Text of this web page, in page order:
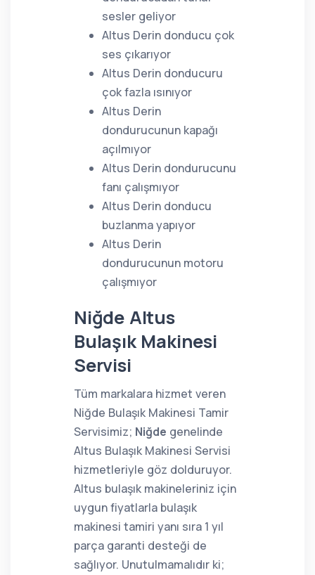
sesler geliyor
Altus Derin donducu çok
ses çıkarıyor
Altus Derin donducuru
çok fazla ısınıyor
Altus Derin
dondurucunun kapağı
açılmıyor
Altus Derin dondurucunu
fanı çalışmıyor
Altus Derin donducu
buzlanma yapıyor
Altus Derin
dondurucunun motoru
çalışmıyor
Niğde Altus
Bulaşık Makinesi
Servisi
Tüm markalara hizmet veren
Niğde Bulaşık Makinesi Tamir
Servisimiz; Niğde genelinde
Altus Bulaşık Makinesi Servisi
hizmetleriyle göz dolduruyor.
Altus bulaşık makineleriniz için
uygun fiyatlarla bulaşık
makinesi tamiri yanı sıra 1 yıl
parça garanti desteği de
sağlıyor. Unutulmamalıdır ki;